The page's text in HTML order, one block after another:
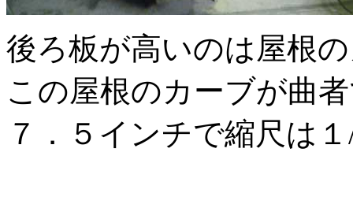
後ろ板が高いのは屋
この屋根のカーブが曲
７．５インチで縮尺は